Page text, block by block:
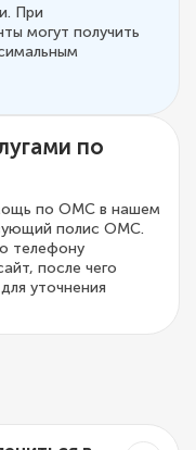
При
могут получить
по
по ОМС в нашем
полис ОМС.
телефону
после чего
уточнения